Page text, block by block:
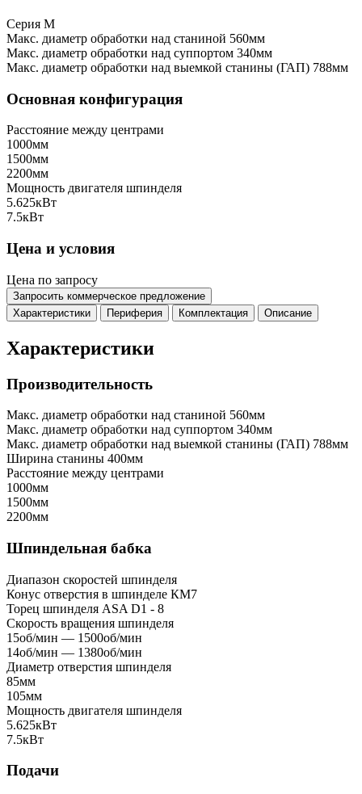
Серия M
Макс. диаметр обработки над станиной 560мм
Макс. диаметр обработки над суппортом 340мм
Макс. диаметр обработки над выемкой станины (ГАП) 788мм
Основная конфигурация
Расстояние между центрами
1000мм
1500мм
2200мм
Мощность двигателя шпинделя
5.625кВт
7.5кВт
Цена и условия
Цена по запросу
Запросить коммерческое предложение
Характеристики
Периферия Комплектация Описание
Характеристики
Производительность
Макс. диаметр обработки над станиной 560мм
Макс. диаметр обработки над суппортом 340мм
Макс. диаметр обработки над выемкой станины (ГАП) 788мм
Ширина станины 400мм
Расстояние между центрами
1000мм
1500мм
2200мм
Шпиндельная бабка
Диапазон скоростей шпинделя
Конус отверстия в шпинделе КМ7
Торец шпинделя ASA D1 - 8
Скорость вращения шпинделя
15об/мин — 1500об/мин
14об/мин — 1380об/мин
Диаметр отверстия шпинделя
85мм
105мм
Мощность двигателя шпинделя
5.625кВт
7.5кВт
Подачи